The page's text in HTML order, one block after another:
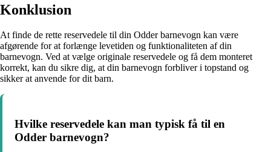
Konklusion
At finde de rette reservedele til din Odder barnevogn kan være
afgørende for at forlænge levetiden og funktionaliteten af din
barnevogn. Ved at vælge originale reservedele og få dem monteret
korrekt, kan du sikre dig, at din barnevogn forbliver i topstand og
sikker at anvende for dit barn.
Hvilke reservedele kan man typisk få til en
Odder barnevogn?